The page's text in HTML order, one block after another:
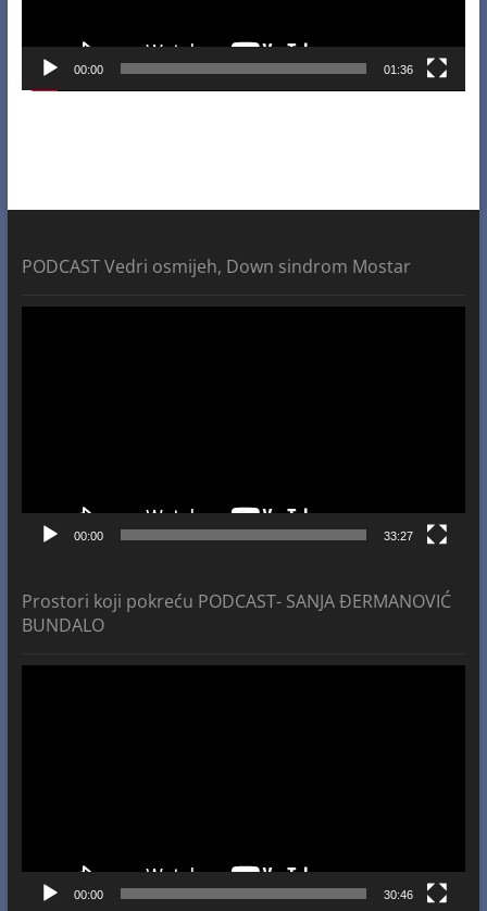
00:00 01:36
PODCAST Vedri osmijeh, Down sindrom Mostar
00:00 33:27
Prostori koji pokreću PODCAST- SANJA ĐERMANOVIĆ
BUNDALO
00:00 30:46